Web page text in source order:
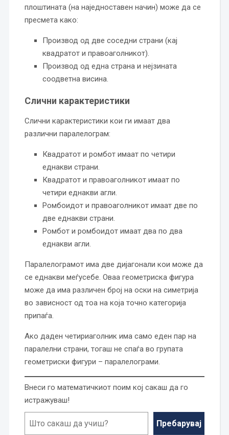
плоштината (на наједноставен начин) може да се
пресмета како:
Производ од две соседни страни (кај
квадратот и правоаголникот).
Производ од една страна и нејзината
соодветна висина.
Слични карактеристики
Слични карактеристики кои ги имаат два
различни паралелограм:
Квадратот и ромбот имаат по четири
еднакви страни.
Квадратот и правоаголникот имаат по
четири еднакви агли.
Ромбоидот и правоаголникот имаат две по
две еднакви страни.
Ромбот и ромбоидот имаат два по два
еднакви агли.
Паралелограмот има две дијагонали кои може да
се еднакви меѓусебе. Оваа геометриска фигура
може да има различен број на оски на симетрија
во зависност од тоа на која точно категорија
припаѓа.
Ако даден четириаголник има само еден пар на
паралелни страни, тогаш не спаѓа во групата
геометриски фигури – паралелограми.
Внеси го математичкиот поим кој сакаш да го
истражуваш!
Пребарувај